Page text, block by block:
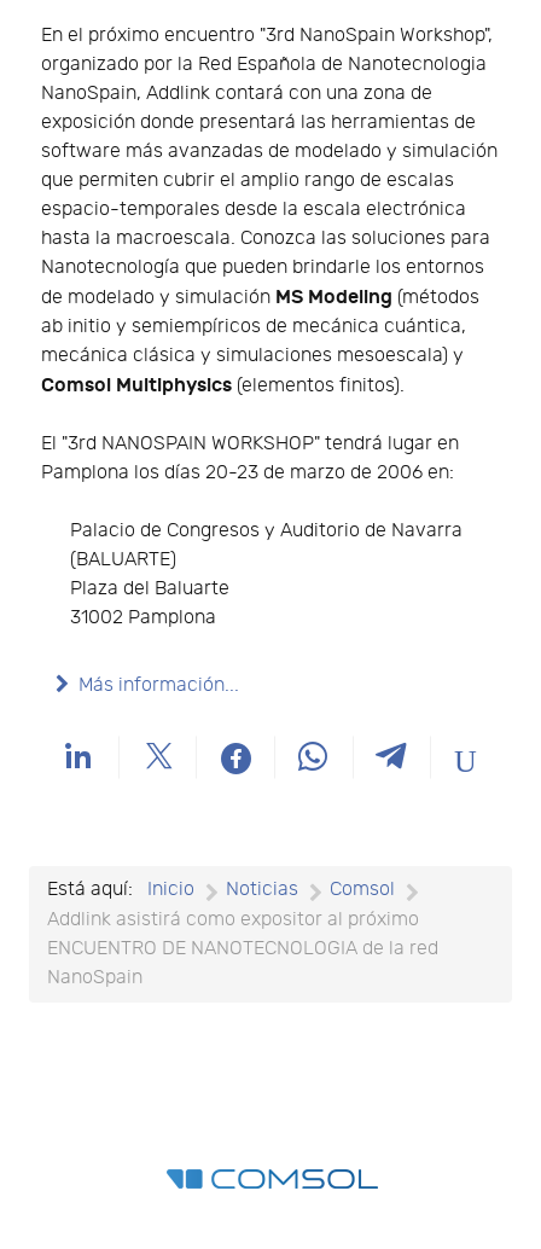
En el próximo encuentro "3rd NanoSpain Workshop",
organizado por la Red Española de Nanotecnologia
NanoSpain, Addlink contará con una zona de
exposición donde presentará las herramientas de
software más avanzadas de modelado y simulación
que permiten cubrir el amplio rango de escalas
espacio-temporales desde la escala electrónica
hasta la macroescala. Conozca las soluciones para
Nanotecnología que pueden brindarle los entornos
de modelado y simulación MS Modeling (métodos
ab initio y semiempíricos de mecánica cuántica,
mecánica clásica y simulaciones mesoescala) y
Comsol Multiphysics (elementos finitos).
El "3rd NANOSPAIN WORKSHOP" tendrá lugar en
Pamplona los días 20-23 de marzo de 2006 en:
Palacio de Congresos y Auditorio de Navarra
(BALUARTE)
Plaza del Baluarte
31002 Pamplona
Más información...
Está aquí: Inicio Noticias
Comsol
Addlink asistirá como expositor al próximo
ENCUENTRO DE NANOTECNOLOGIA de la red
NanoSpain